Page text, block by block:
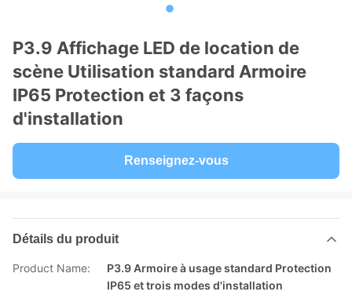
P3.9 Affichage LED de location de
scène Utilisation standard Armoire
IP65 Protection et 3 façons
d'installation
Renseignez-vous
Détails du produit
Product Name:
P3.9 Armoire à usage standard Protection
IP65 et trois modes d'installation